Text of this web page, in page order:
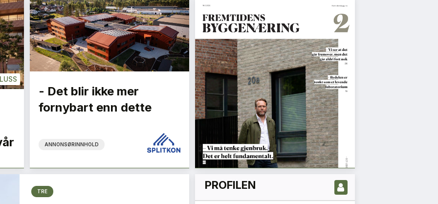
- Det blir ikke mer
fornybart enn dette
ANNONSØRINNHOLD
TRE PROFILEN